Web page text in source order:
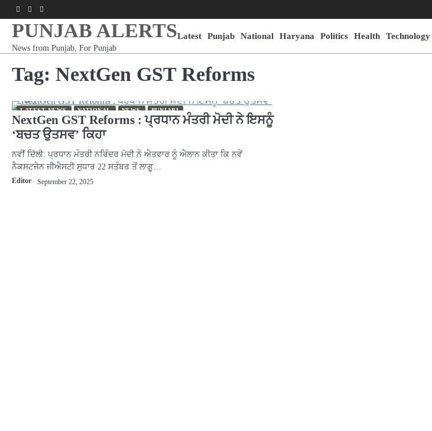
to
content
Facebook
YoutubeInstagram
PUNJAB ALERTS
News from Punjab, For Punjab
Latest Punjab National Haryana Politics Health Technology
Tag: NextGen GST Reforms
LATEST NEWS NATIONAL NEWS PUNJABI
NextGen GST Reforms : ਪ੍ਰਧਾਨ ਮੰਤਰੀ ਮੋਦੀ ਨੇ ਇਸਨੂੰ
‘ਬਚਤ ਉਤਸਵ’ ਕਿਹਾ
ਨਵੀਂ ਦਿੱਲੀ: ਪ੍ਰਧਾਨ ਮੰਤਰੀ ਨਰਿੰਦਰ ਮੋਦੀ ਨੇ ਐਤਵਾਰ ਨੂੰ ਐਲਾਨ ਕੀਤਾ ਕਿ ਨਵੇਂ
ਨੈਕਸਟਜੇਨ ਜੀਐਸਟੀ ਸੁਧਾਰ 22 ਸਤੰਬਰ ਤੋਂ ਲਾਗੂ…
Editor September 22, 2025